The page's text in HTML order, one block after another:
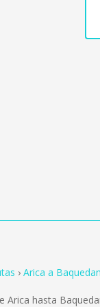
Arica a
Arica hasta